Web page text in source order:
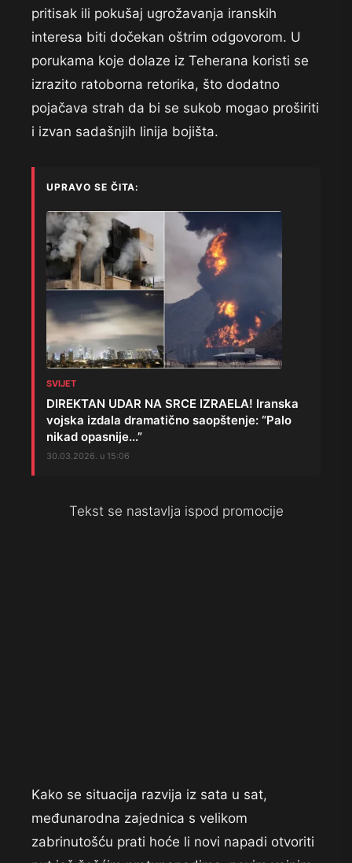
pritisak ili pokušaj ugrožavanja iranskih
interesa biti dočekan oštrim odgovorom. U
porukama koje dolaze iz Teherana koristi se
izrazito ratoborna retorika, što dodatno
pojačava strah da bi se sukob mogao proširiti
i izvan sadašnjih linija bojišta.
UPRAVO SE ČITA:
SVIJET
DIREKTAN UDAR NA SRCE IZRAELA! Iranska
vojska izdala dramatično saopštenje: “Palo
nikad opasnije...”
30.03.2026. u 15:06
Tekst se nastavlja ispod promocije
Kako se situacija razvija iz sata u sat,
međunarodna zajednica s velikom
zabrinutošću prati hoće li novi napadi otvoriti